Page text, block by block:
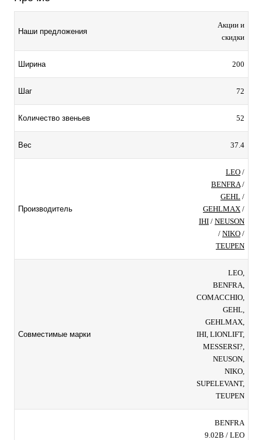
Наши предложения
Акции и
скидки
Ширина 200
Шаг 72
Количество звеньев 52
Вес 37.4
Производитель
LEO /
BENFRA/
GEHL /
GEHLMAX /
IHI / NEUSON
/ NIKO /
TEUPEN
Совместимые марки
LEO,
BENFRA,
COMACCHIO,
GEHL,
GEHLMAX,
IHI, LIONLIFT,
MESSERSI?,
NEUSON,
NIKO,
SUPELEVANT,
TEUPEN
BENFRA
9.02B / LEO